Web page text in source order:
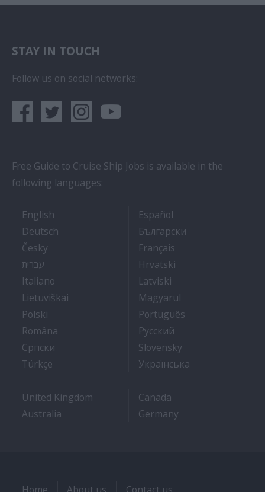
STAY IN TOUCH
Follow us on social networks:
Free Guide to Cruise Ship Jobs is available in the
following languages:
English- Cruise Ship Jobs Español- Empleos en
Deutsch- Arbeit auf Kreuzfahrtschiffen
Български- Как Да Си
Česky- Práce na luxusních výletních lodích
Français- Travail Sur Bateau
עברית
- איך להתקבל לעבודה על אוניות נוסעים
Hrvatski- Kako dobiti posao
Italiano- Lavorare sulle navi da crociera
Latviski- Kā iegūt kuģa
Lietuviškai- Kaip įsidarbinti kruiziniuose laivuose
Magyarul- Munka a hajón
Polski- Jak dostać pracę na statku wycieczkowym
Português- Como
Româna- Cum sa obtii un post pe un vas de croaziera
Pyccкий- Как получить
Српски- Како до посла на броду
Slovensky- Práca na
Türkçe- Kruz Gemilerinde nasıl iş bulunur
Українська- Як
United Kingdom
Canada
Australia
Germany